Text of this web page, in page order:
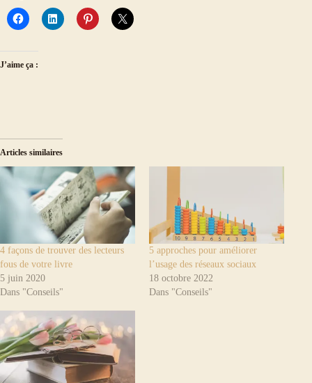
J’aime ça :
Articles similaires
4 façons de trouver des lecteurs
fous de votre livre
5 juin 2020
Dans "Conseils"
5 approches pour améliorer
l’usage des réseaux sociaux
18 octobre 2022
Dans "Conseils"